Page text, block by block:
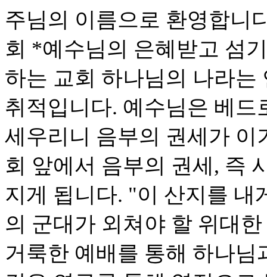
주님의 이름으로 환영합니
회 *예수님의 은혜받고 섬
하는 교회 하나님의 나라
취적입니다. 예수님은 베
세우리니 음부의 권세가
회 앞에서 음부의 권세, 즉
지게 됩니다. "이 산지를 내
의 군대가 외쳐야 할 위대
거룩한 예배를 통해 하나